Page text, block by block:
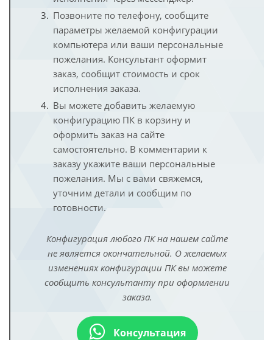
Позвоните по телефону, сообщите
параметры желаемой конфигурации
компьютера или ваши персональные
пожелания. Консультант оформит
заказ, сообщит стоимость и срок
исполнения заказа.
Вы можете добавить желаемую
конфигурацию ПК в корзину и
оформить заказ на сайте
самостоятельно. В комментарии к
заказу укажите ваши персональные
пожелания. Мы с вами свяжемся,
уточним детали и сообщим по
готовности.
Конфигурация любого ПК на нашем сайте
не является окончательной. О желаемых
изменениях конфигурации ПК вы можете
сообщить консультанту при оформлении
заказа.
Консультация